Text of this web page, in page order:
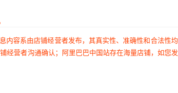
内容系由店铺经营者发布，其真实性、准确性和合法性
经营者沟通确认；阿里巴巴中国站存在海量店铺，如您